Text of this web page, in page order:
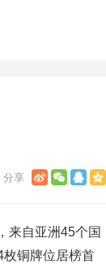
来自亚洲45个国
铜牌位居榜首